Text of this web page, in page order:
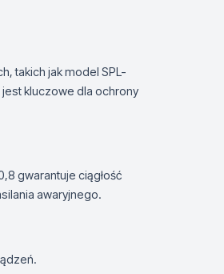
takich jak model SPL-
jest kluczowe dla ochrony
gwarantuje ciągłość
awaryjnego.